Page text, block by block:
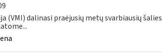
(VMI) dalinasi praėjusių metų svarbiausių šalies